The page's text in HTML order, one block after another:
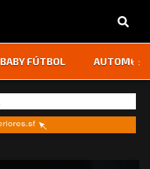
BABY FÚTBOL ‹ ›